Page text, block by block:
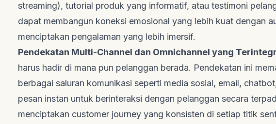
streaming), tutorial produk yang informatif, atau testimoni
dapat membangun koneksi emosional yang lebih kuat dengan
menciptakan pengalaman yang lebih imersif.
Pendekatan Multi-Channel dan Omnichannel yang
harus hadir di mana pun pelanggan berada. Pendekatan ini
berbagai saluran komunikasi seperti media sosial, email, chatbot
pesan instan untuk berinteraksi dengan pelanggan secara
menciptakan customer journey yang konsisten di setiap titik